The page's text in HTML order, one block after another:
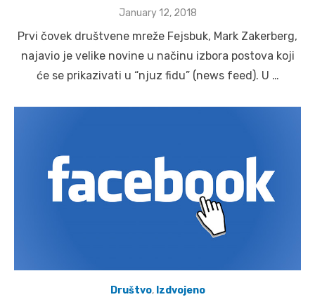
Posted
January 12, 2018
Prvi čovek društvene mreže Fejsbuk, Mark Zakerberg,
najavio je velike novine u načinu izbora postova koji
će se prikazivati u “njuz fidu” (news feed). U …
Društvo, Izdvojeno